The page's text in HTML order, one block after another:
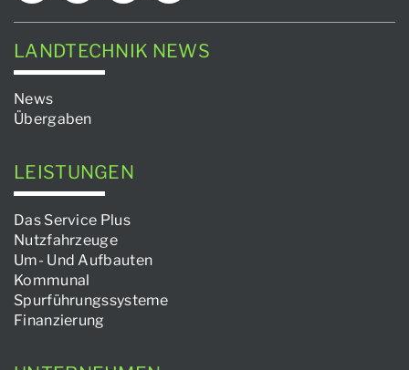
LANDTECHNIK NEWS
News
Übergaben
LEISTUNGEN
Das Service Plus
Nutzfahrzeuge
Um- Und Aufbauten
Kommunal
Spurführungssysteme
Finanzierung